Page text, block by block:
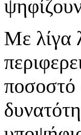
Με λίγα
ποσοστό